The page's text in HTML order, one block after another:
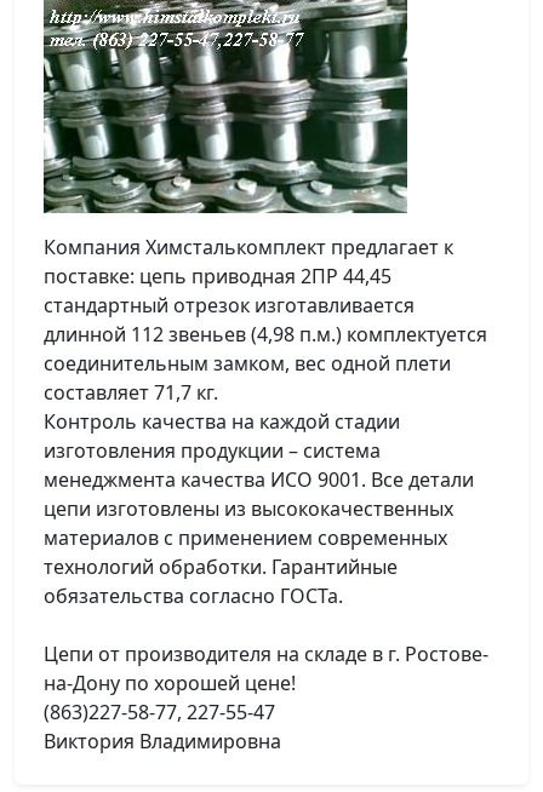
Компания Химсталькомплект предлагает к
поставке: цепь приводная 2ПР 44,45
стандартный отрезок изготавливается
длинной 112 звеньев (4,98 п.м.) комплектуется
соединительным замком, вес одной плети
составляет 71,7 кг.
Контроль качества на каждой стадии
изготовления продукции – система
менеджмента качества ИСО 9001. Все детали
цепи изготовлены из высококачественных
материалов с применением современных
технологий обработки. Гарантийные
обязательства согласно ГОСТа.
Цепи от производителя на складе в г. Ростове-
на-Дону по хорошей цене!
(863)227-58-77, 227-55-47
Виктория Владимировна